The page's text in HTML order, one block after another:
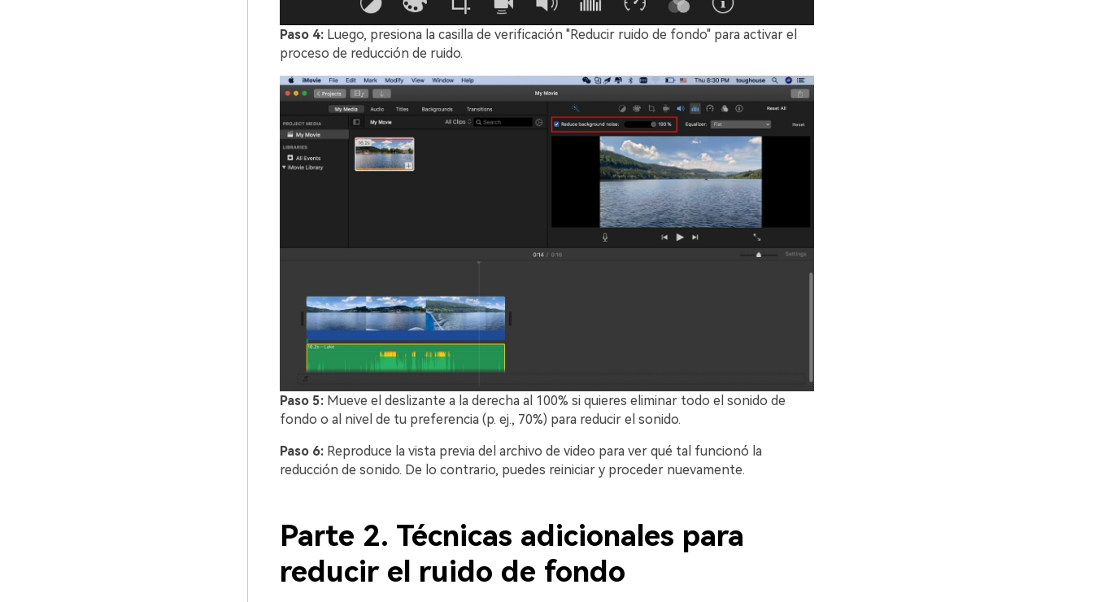
Paso 4:Luego, presiona la casilla de verificación "Reducir ruido de fondo" para activar el
proceso de reducción de ruido.
Paso 5:Mueve el deslizante a la derecha al 100% si quieres eliminar todo el sonido de
fondo o al nivel de tu preferencia (p. ej., 70%) para reducir el sonido.
Paso 6:Reproduce la vista previa del archivo de video para ver qué tal funcionó la
reducción de sonido. De lo contrario, puedes reiniciar y proceder nuevamente.
Parte 2. Técnicas adicionales para
reducir el ruido de fondo